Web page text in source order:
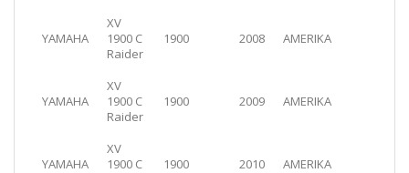
YAMAHA
XV
1900 C
Raider
1900 2008 AMERIKA
YAMAHA
XV
1900 C
Raider
1900 2009 AMERIKA
YAMAHA
XV
1900 C
1900 2010 AMERIKA